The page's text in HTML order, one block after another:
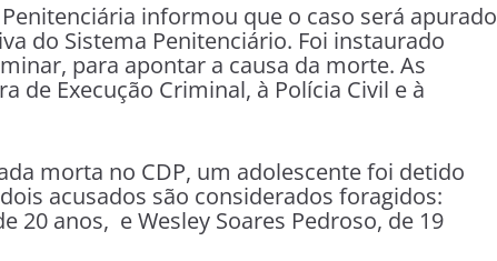
informou que o caso será apurado
do Sistema Penitenciário. Foi instaurado
para apontar a causa da morte. As
de Execução Criminal, à Polícia Civil e à
morta no CDP, um adolescente foi detido
acusados são considerados foragidos:
20 anos, e Wesley Soares Pedroso, de 19